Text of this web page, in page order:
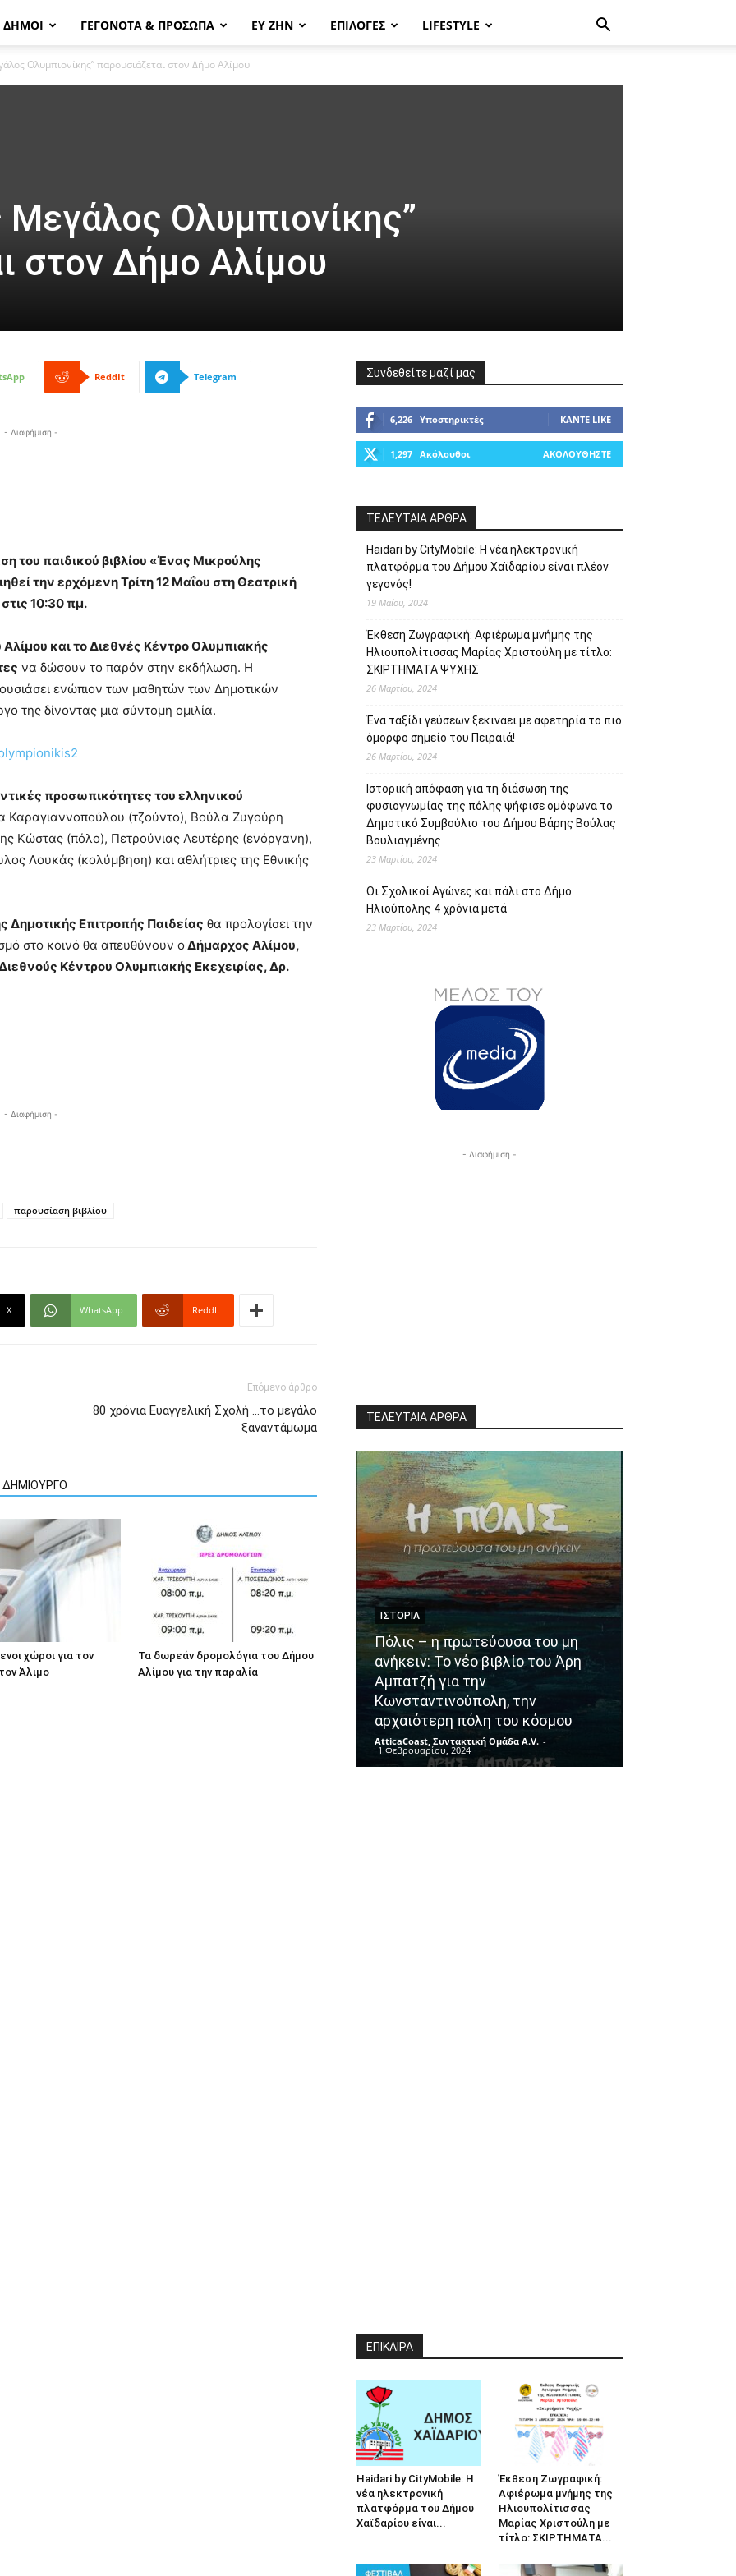
ΔΗΜΟΙ ΓΕΓΟΝΟΤΑ & ΠΡΟΣΩΠΑ ΕΥ ΖΗΝ ΕΠΙΛΟΓΈΣ LIFESTYLE
Ολυμπιονίκης” παρουσιάζεται στον Δήμο Αλίμου
Ολυμπιονίκης”
στον Δήμο Αλίμου
ReddIt Telegram
- Διαφήμιση -
του παιδικού βιβλίου «Ένας Μικρούλης
την ερχόμενη Τρίτη 12 Μαΐου στη Θεατρική
10:30 πμ.
και το Διεθνές Κέντρο Ολυμπιακής
να δώσουν το παρόν στην εκδήλωση. Η
ενώπιον των μαθητών των Δημοτικών
της δίνοντας μια σύντομη ομιλία.
προσωπικότητες του ελληνικού
Καραγιαννοπούλου (τζούντο), Βούλα Ζυγούρη
Κώστας (πόλο), Πετρούνιας Λευτέρης (ενόργανη),
Λουκάς (κολύμβηση) και αθλήτριες της Εθνικής
Επιτροπής Παιδείας θα προλογίσει την
στο κοινό θα απευθύνουν ο Δήμαρχος Αλίμου,
Κέντρου Ολυμπιακής Εκεχειρίας, Δρ.
- Διαφήμιση -
παρουσίαση βιβλίου
X WhatsApp ReddIt
Επόμενο άρθρο
80 χρόνια Ευαγγελική Σχολή …το μεγάλο
ξαναντάμωμα
ΔΗΜΙΟΥΡΓΟ
χώροι για τον
Άλιμο
Τα δωρεάν δρομολόγια του Δήμου
Αλίμου για την παραλία
Συνδεθείτε μαζί μας
6,226 Υποστηρικτές ΚΆΝΤΕ LIKE
1,297 Ακόλουθοι ΑΚΟΛΟΥΘΉΣΤΕ
ΤΕΛΕΥΤΑΙΑ ΑΡΘΡΑ
Haidari by CityMobile: Η νέα ηλεκτρονική
πλατφόρμα του Δήμου Χαϊδαρίου είναι πλέον
γεγονός!
19 Μαΐου, 2024
Έκθεση Ζωγραφική: Αφιέρωμα μνήμης της
Ηλιουπολίτισσας Μαρίας Χριστούλη με τίτλο:
ΣΚΙΡΤΗΜΑΤΑ ΨΥΧΗΣ
26 Μαρτίου, 2024
Ένα ταξίδι γεύσεων ξεκινάει με αφετηρία το πιο
όμορφο σημείο του Πειραιά!
26 Μαρτίου, 2024
Ιστορική απόφαση για τη διάσωση της
φυσιογνωμίας της πόλης ψήφισε ομόφωνα το
Δημοτικό Συμβούλιο του Δήμου Βάρης Βούλας
Βουλιαγμένης
23 Μαρτίου, 2024
Οι Σχολικοί Αγώνες και πάλι στο Δήμο
Ηλιούπολης 4 χρόνια μετά
23 Μαρτίου, 2024
- Διαφήμιση -
ΤΕΛΕΥΤΑΙΑ ΑΡΘΡΑ
ΒΆΡΗ, ΒΟΎΛΑ, ΒΟΥΛΙΑΓΜΈΝΗ
ΙΣΤΟΡΊΑ
Πόλις – η πρωτεύουσα του μη
ανήκειν: Το νέο βιβλίο του Άρη
Αμπατζή για την
Κωνσταντινούπολη, την
αρχαιότερη πόλη του κόσμου
AtticaCoast, Συντακτική Ομάδα A.V. -
1 Φεβρουαρίου, 2024
ΕΠΙΚΑΙΡΑ
Haidari by CityMobile: Η
νέα ηλεκτρονική
πλατφόρμα του Δήμου
Χαϊδαρίου είναι...
Έκθεση Ζωγραφική:
Αφιέρωμα μνήμης της
Ηλιουπολίτισσας
Μαρίας Χριστούλη με
τίτλο: ΣΚΙΡΤΗΜΑΤΑ...